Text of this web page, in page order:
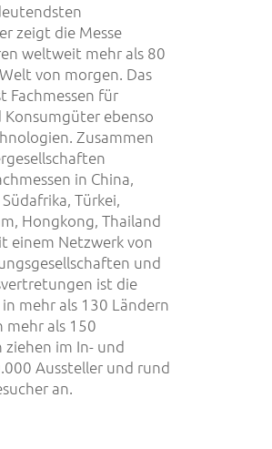
zeigt die Messe
weltweit mehr als 80
von morgen. Das
Fachmessen für
ebenso
Zusammen
in China,
Türkei,
Hongkong, Thailand
einem Netzwerk von
und
ist die
mehr als 130 Ländern
mehr als 150
im In- und
Aussteller und rund
an.